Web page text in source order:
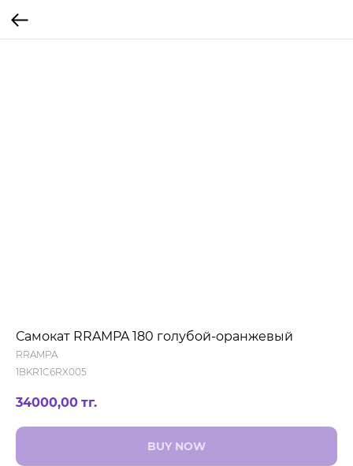
Самокат RRAMPA 180 голубой-оранжевый
RRAMPA
1BKR1C6RX005
34000,00 тг.
BUY NOW